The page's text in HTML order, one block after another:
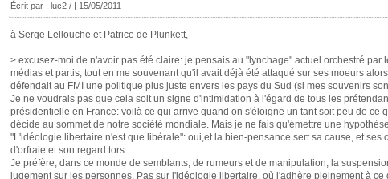
Écrit par : luc2 / | 15/05/2011
à Serge Lellouche et Patrice de Plunkett,
> excusez-moi de n'avoir pas été claire: je pensais au "lynchage" actuel orchestré par
médias et partis, tout en me souvenant qu'il avait déjà été attaqué sur ses moeurs alors
défendait au FMI une politique plus juste envers les pays du Sud (si mes souvenirs
Je ne voudrais pas que cela soit un signe d'intimidation à l'égard de tous les
présidentielle en France: voilà ce qui arrive quand on s'éloigne un tant soit peu de ce
décide au sommet de notre société mondiale. Mais je ne fais qu'émettre une
"L'idéologie libertaire n'est que libérale": oui,et la bien-pensance sert sa cause, et ses
d'orfraie et son regard tors.
Je préfère, dans ce monde de semblants, de rumeurs et de manipulation, la
jugement sur les personnes. Pas sur l'idéologie libertaire, où j'adhère pleinement à ce